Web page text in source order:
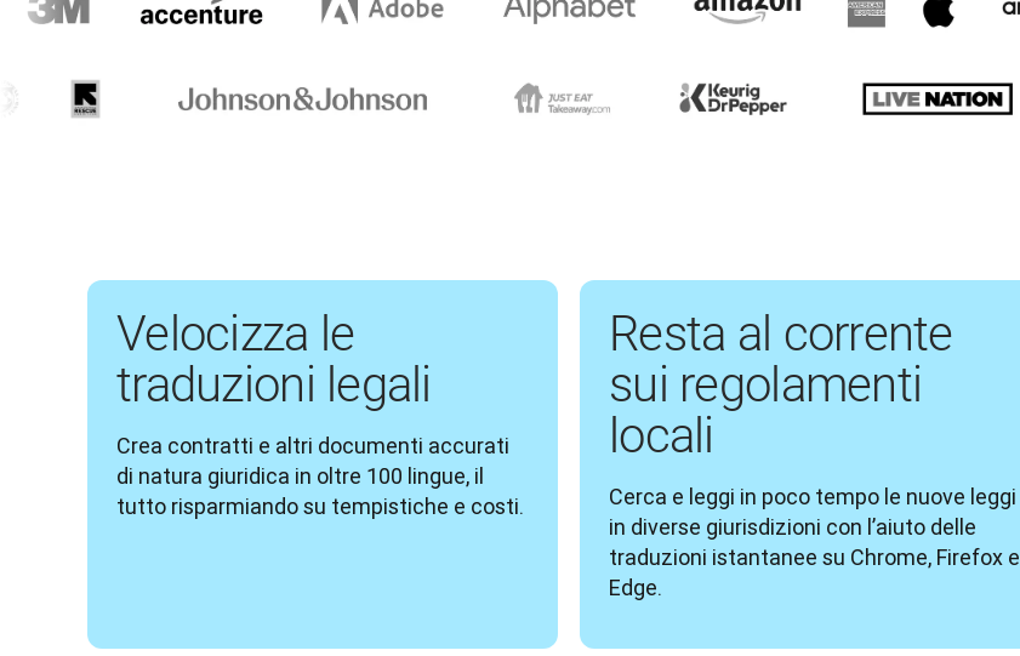
Velocizza le
traduzioni legali
Crea contratti e altri documenti accurati
di natura giuridica in oltre 100 lingue, il
tutto risparmiando su tempistiche e costi.
Resta al corrente
sui regolamenti
locali
Cerca e leggi in poco tempo le nuove leggi
in diverse giurisdizioni con l’aiuto delle
traduzioni istantanee su Chrome, Firefox e
Edge.